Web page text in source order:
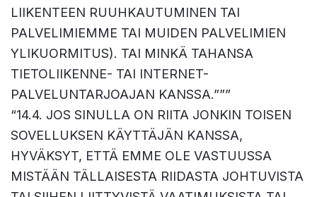
LIIKENTEEN RUUHKAUTUMINEN TAI
PALVELIMIEMME TAI MUIDEN PALVELIMIEN
YLIKUORMITUS). TAI MINKÄ TAHANSA
TIETOLIIKENNE- TAI INTERNET-
PALVELUNTARJOAJAN KANSSA.”””
“14.4. JOS SINULLA ON RIITA JONKIN TOISEN
SOVELLUKSEN KÄYTTÄJÄN KANSSA,
HYVÄKSYT, ETTÄ EMME OLE VASTUUSSA
MISTÄÄN TÄLLAISESTA RIIDASTA JOHTUVISTA